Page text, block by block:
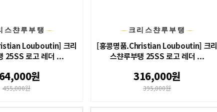
스챤루부탱
Louboutin] 크리
25SS 로고 레더 ...
원
455,000원
크리스챤루부탱
[홍콩명품.Christian Louboutin] 크리
스챤루부탱 25SS 로고 레더 ...
316,000원
395,000원